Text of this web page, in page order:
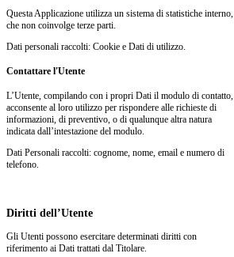
Questa Applicazione utilizza un sistema di statistiche interno,
che non coinvolge terze parti.
Dati personali raccolti: Cookie e Dati di utilizzo.
Contattare l'Utente
L’Utente, compilando con i propri Dati il modulo di contatto,
acconsente al loro utilizzo per rispondere alle richieste di
informazioni, di preventivo, o di qualunque altra natura
indicata dall’intestazione del modulo.
Dati Personali raccolti: cognome, nome, email e numero di
telefono.
Diritti dell’Utente
Gli Utenti possono esercitare determinati diritti con
riferimento ai Dati trattati dal Titolare.